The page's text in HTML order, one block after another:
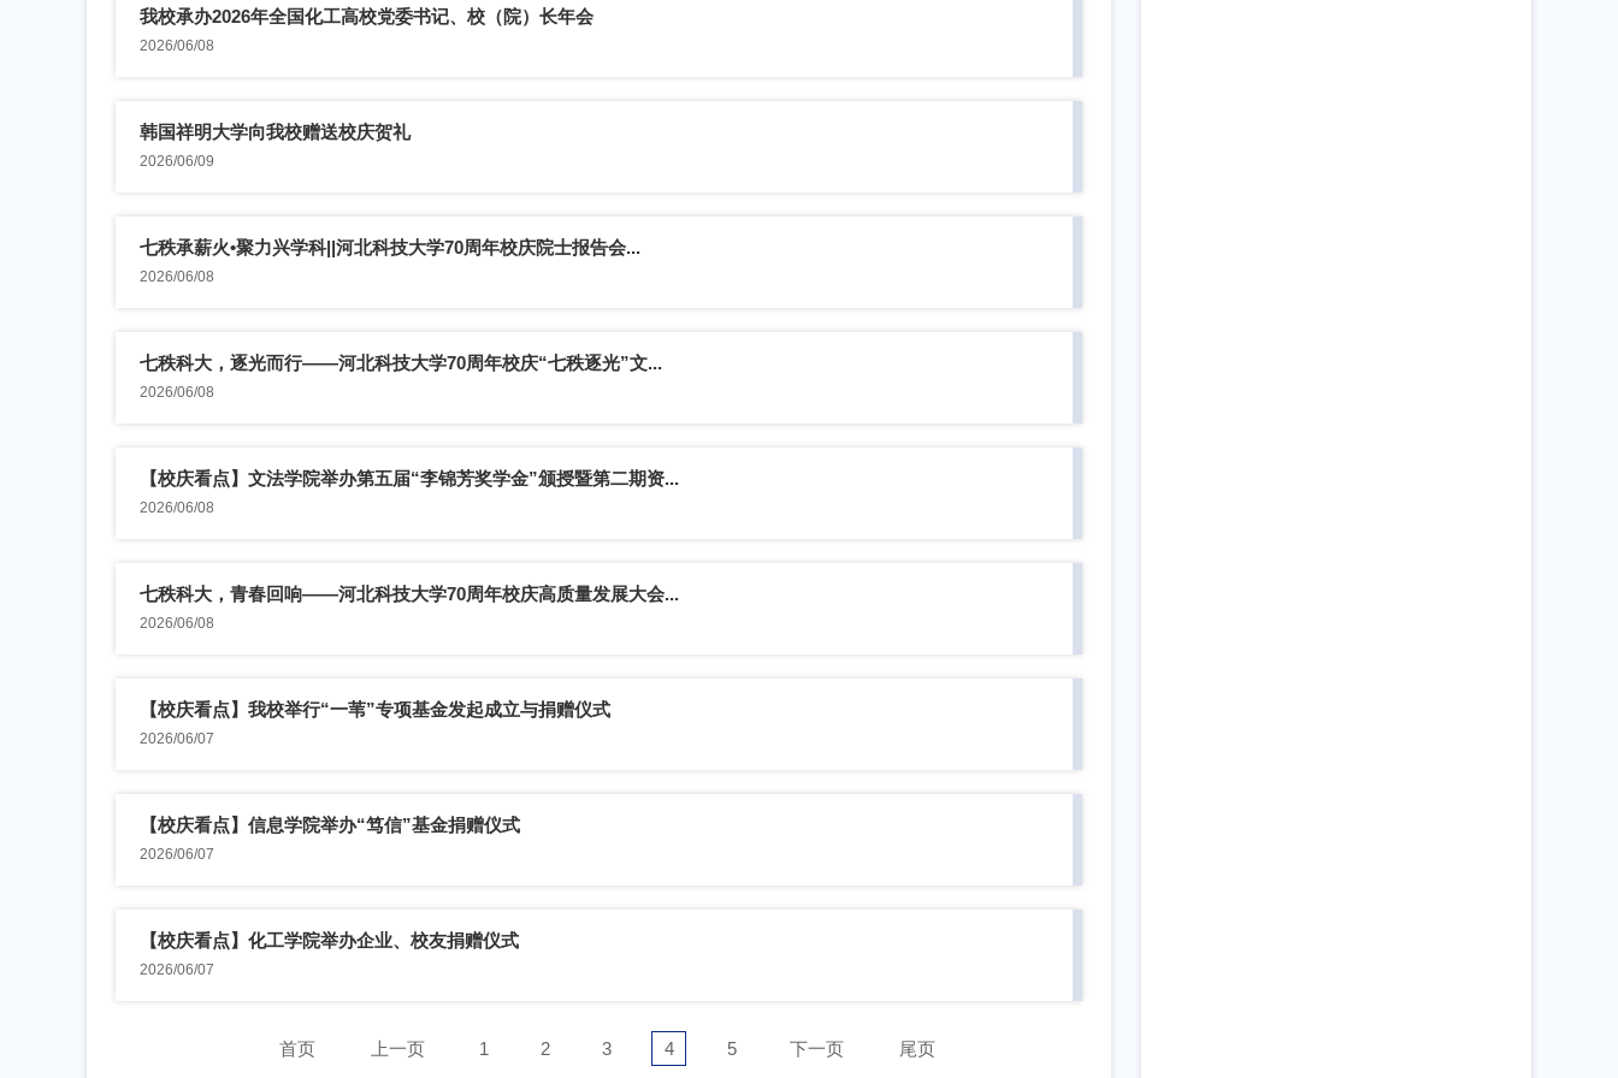
我校承办2026年全国化工高校党委书记、校（院）长年会
2026/06/08
韩国祥明大学向我校赠送校庆贺礼
2026/06/09
七秩承薪火•聚力兴学科||河北科技大学70周年校庆院士报告会...
2026/06/08
七秩科大，逐光而行——河北科技大学70周年校庆“七秩逐光”文...
2026/06/08
【校庆看点】文法学院举办第五届“李锦芳奖学金”颁授暨第二期资...
2026/06/08
七秩科大，青春回响——河北科技大学70周年校庆高质量发展大会...
2026/06/08
【校庆看点】我校举行“一苇”专项基金发起成立与捐赠仪式
2026/06/07
【校庆看点】信息学院举办“笃信”基金捐赠仪式
2026/06/07
【校庆看点】化工学院举办企业、校友捐赠仪式
2026/06/07
首页 上一页 1 2 3 4 5 下一页 尾页